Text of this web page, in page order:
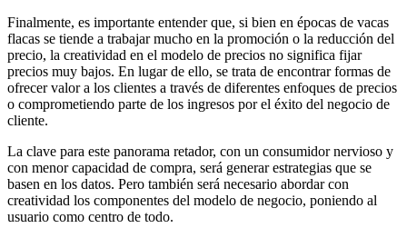
Finalmente, es importante entender que, si bien en épocas de vacas
flacas se tiende a trabajar mucho en la promoción o la reducción del
precio, la creatividad en el modelo de precios no significa fijar
precios muy bajos. En lugar de ello, se trata de encontrar formas de
ofrecer valor a los clientes a través de diferentes enfoques de precios
o comprometiendo parte de los ingresos por el éxito del negocio de
cliente.
La clave para este panorama retador, con un consumidor nervioso y
con menor capacidad de compra, será generar estrategias que se
basen en los datos. Pero también será necesario abordar con
creatividad los componentes del modelo de negocio, poniendo al
usuario como centro de todo.